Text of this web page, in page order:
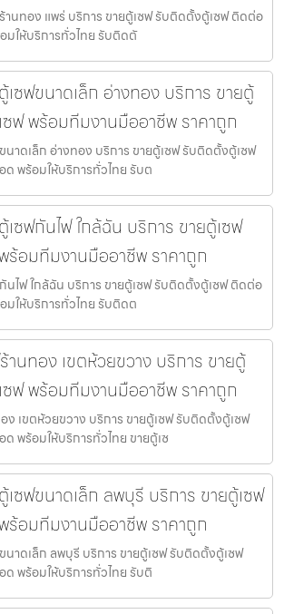
านทอง แพร่ บริการ ขายตู้เซฟ รับติดตั้งตู้เซฟ ติดต่อ
มให้บริการทั่วไทย รับติดตั
ซฟขนาดเล็ก อ่างทอง บริการ ขายตู้
ฟ พร้อมทีมงานมืออาชีพ ราคาถูก
าดเล็ก อ่างทอง บริการ ขายตู้เซฟ รับติดตั้งตู้เซฟ
พร้อมให้บริการทั่วไทย รับต
ซฟกันไฟ ใกล้ฉัน บริการ ขายตู้เซฟ
ร้อมทีมงานมืออาชีพ ราคาถูก
ไฟ ใกล้ฉัน บริการ ขายตู้เซฟ รับติดตั้งตู้เซฟ ติดต่อ
ให้บริการทั่วไทย รับติดต
านทอง เขตห้วยขวาง บริการ ขายตู้
ฟ พร้อมทีมงานมืออาชีพ ราคาถูก
ง เขตห้วยขวาง บริการ ขายตู้เซฟ รับติดตั้งตู้เซฟ
พร้อมให้บริการทั่วไทย ขายตู้เซ
ซฟขนาดเล็ก ลพบุรี บริการ ขายตู้เซฟ
ร้อมทีมงานมืออาชีพ ราคาถูก
าดเล็ก ลพบุรี บริการ ขายตู้เซฟ รับติดตั้งตู้เซฟ
พร้อมให้บริการทั่วไทย รับติ